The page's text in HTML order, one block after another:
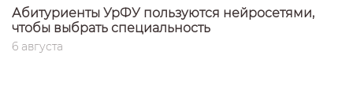
Абитуриенты УрФУ пользуются нейросетями,
чтобы выбрать специальность
6 августа